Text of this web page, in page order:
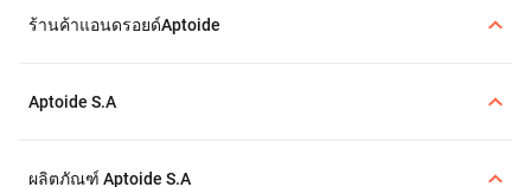
ร้านค้าแอนดรอยด์Aptoide
Aptoide S.A
ผลิตภัณฑ์ Aptoide S.A